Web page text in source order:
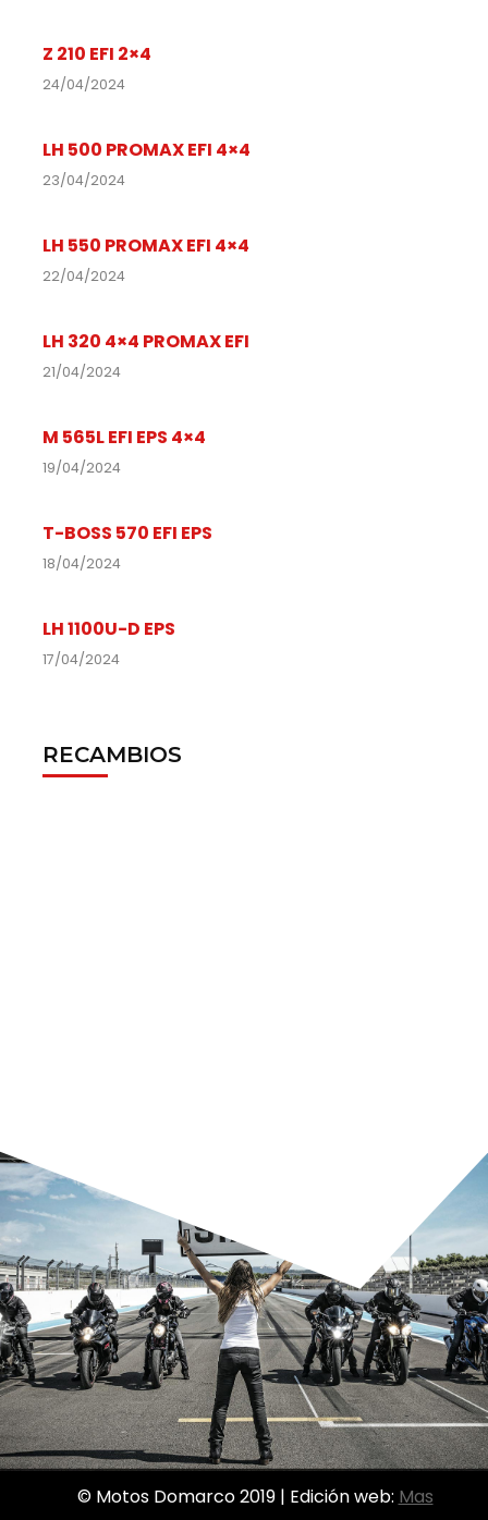
Z 210 EFI 2×4
24/04/2024
LH 500 PROMAX EFI 4×4
23/04/2024
LH 550 PROMAX EFI 4×4
22/04/2024
LH 320 4×4 PROMAX EFI
21/04/2024
M 565L EFI EPS 4×4
19/04/2024
T-BOSS 570 EFI EPS
18/04/2024
LH 1100U-D EPS
17/04/2024
RECAMBIOS
© Motos Domarco 2019 | Edición web: Mas